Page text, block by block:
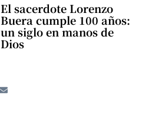
El sacerdote Lorenzo
Buera cumple 100 años:
un siglo en manos de
Dios